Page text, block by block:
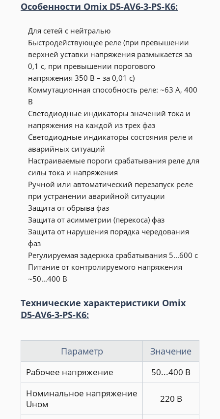
Особенности Omix D5-AV6-3-PS-K6:
Для сетей с нейтралью
Быстродействующее реле (при превышении
верхней уставки напряжения размыкается за
0,1 с, при превышении порогового
напряжения 350 В – за 0,01 с)
Коммутационная способность реле: ~63 А, 400
В
Светодиодные индикаторы значений тока и
напряжения на каждой из трех фаз
Светодиодные индикаторы состояния реле и
аварийных ситуаций
Настраиваемые пороги срабатывания реле для
силы тока и напряжения
Ручной или автоматический перезапуск реле
при устранении аварийной ситуации
Защита от обрыва фаз
Защита от асимметрии (перекоса) фаз
Защита от нарушения порядка чередования
фаз
Регулируемая задержка срабатывания 5...600 с
Питание от контролируемого напряжения
~50...400 В
Технические характеристики Omix
D5-AV6-3-PS-K6:
Параметр Значение
Рабочее напряжение
50...400 В
Номинальное напряжение
Uном
220 В